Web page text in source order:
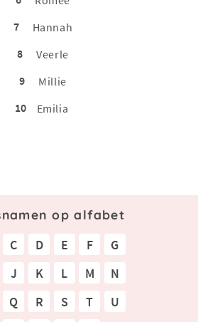
7
Hannah
8
Veerle
9
Millie
10
Emilia
op alfabet
C D E F
G
J K L M
N
Q R S T
U